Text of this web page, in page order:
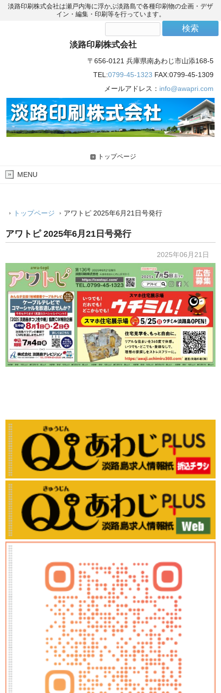
淡路印刷株式会社は瀬戸内海に浮かぶ淡路島で各種印刷物の企画・デザ
イン・編集・印刷等を行っています。
淡路印刷株式会社
〒656-0121 兵庫県南あわじ市山添168-5
TEL:0799-45-1323 FAX:0799-45-1309
メールアドレス： info@awapri.com
トップページ
MENU
トップページ アワトピ 2025年6月21日号発行
アワトピ 2025年6月21日号発行
2025年06月21日